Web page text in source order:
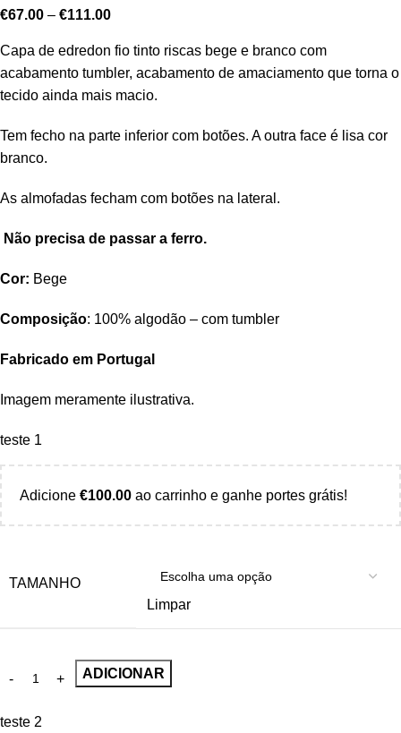
€67.00 – €111.00
Capa de edredon fio tinto riscas bege e branco com
acabamento tumbler, acabamento de amaciamento que torna o
tecido ainda mais macio.
Tem fecho na parte inferior com botões. A outra face é lisa cor
branco.
As almofadas fecham com botões na lateral.
Não precisa de passar a ferro.
Cor: Bege
Composição: 100% algodão – com tumbler
Fabricado em Portugal
Imagem meramente ilustrativa.
teste 1
Adicione €100.00 ao carrinho e ganhe portes grátis!
TAMANHO
Limpar
ADICIONAR
teste 2